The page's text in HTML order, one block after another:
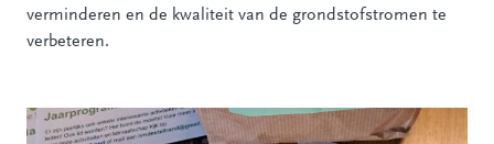
verminderen en de kwaliteit van de grondstofstromen te
verbeteren.